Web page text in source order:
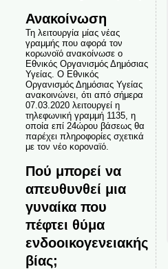
Ανακοίνωση
Τη λειτουργία μίας νέας
γραμμής που αφορά τον
κορωνοϊό ανακοίνωσε ο
Εθνικός Οργανισμός Δημόσιας
Υγείας. Ο Εθνικός
Οργανισμός Δημόσιας Υγείας
ανακοινώνει, ότι από σήμερα
07.03.2020 λειτουργεί η
τηλεφωνική γραμμή 1135, η
οποία επί 24ώρου βάσεως θα
παρέχει πληροφορίες σχετικά
με τον νέο κοροναϊό.
Πού μπορεί να
απευθυνθεί μια
γυναίκα που
πέφτει θύμα
ενδοοικογενειακής
βίας;